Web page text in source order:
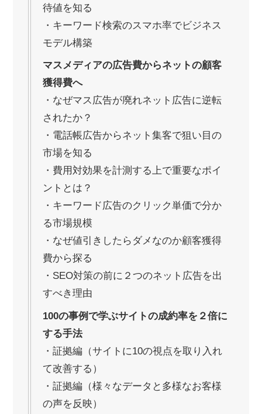
待値を知る
・キーワード検索のスマホ率でビジネス
モデル構築
マスメディアの広告費からネットの顧客
獲得費へ
・なぜマス広告が廃れネット広告に逆転
されたか？
・電話帳広告からネット集客で狙い目の
市場を知る
・費用対効果を計測する上で重要なポイ
ントとは？
・キーワード広告のクリック単価で分か
る市場規模
・なぜ値引きしたらダメなのか顧客獲得
費から探る
・SEO対策の前に２つのネット広告を出
すべき理由
100の事例で学ぶサイトの成約率を２倍に
する手法
・証拠編（サイトに10の視点を取り入れ
て改善する）
・証拠編（様々なデータと多様なお客様
の声を反映）